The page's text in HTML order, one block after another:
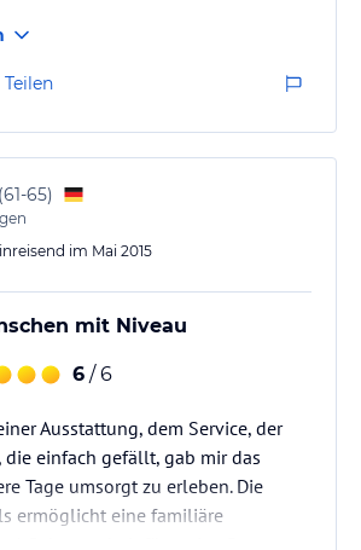
Teilen
(61-65)
im Mai 2015
mit Niveau
6 / 6
Ausstattung, dem Service, der
die einfach gefällt, gab mir das
Tage umsorgt zu erleben. Die
ermöglicht eine familiäre